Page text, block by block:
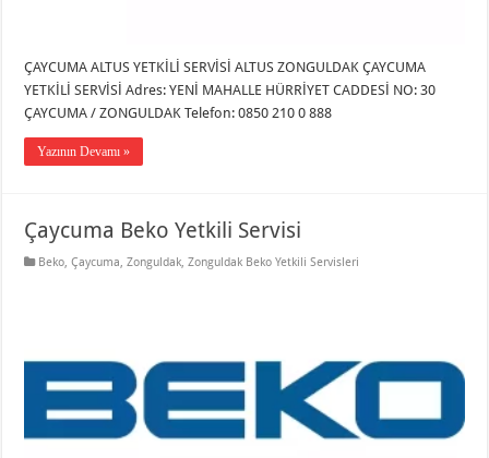
ÇAYCUMA ALTUS YETKİLİ SERVİSİ ALTUS ZONGULDAK ÇAYCUMA
YETKİLİ SERVİSİ Adres: YENİ MAHALLE HÜRRİYET CADDESİ NO: 30
ÇAYCUMA / ZONGULDAK Telefon: 0850 210 0 888
Yazının Devamı »
Çaycuma Beko Yetkili Servisi
Beko,Çaycuma,Zonguldak,Zonguldak Beko Yetkili Servisleri